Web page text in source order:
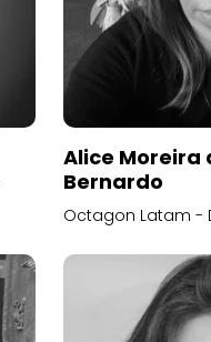
Alice
Bernardo
Octagon Latam -